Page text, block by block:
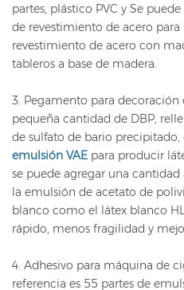
partes, plástico PVC y Se
de revestimiento de acero para
revestimiento de acero con
tableros a base de madera.
3. Pegamento para decoración
pequeña cantidad de DBP,
de sulfato de bario precipitado,
emulsión VAE para producir
se puede agregar una
la emulsión de acetato de
blanco como el látex blanco
rápido, menos fragilidad y
4. Adhesivo para máquina de
referencia es 55 partes de